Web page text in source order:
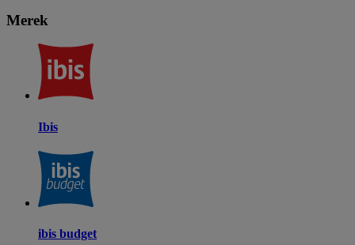
Merek
Ibis
ibis budget